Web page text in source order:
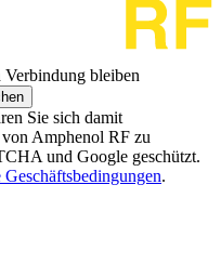
bleiben
Sie sich damit
Amphenol RF zu
und Google geschützt.
.